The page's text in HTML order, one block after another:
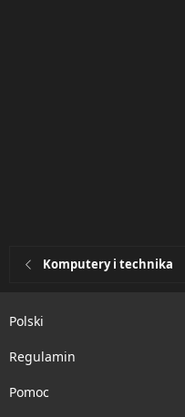
Komputery i technika
Polski
Regulamin
Pomoc